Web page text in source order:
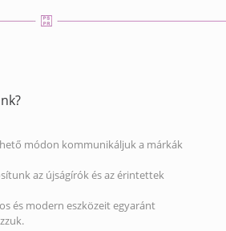
módon kommunikáljuk a márkák
az újságírók és az érintettek
és modern eszközeit egyaránt